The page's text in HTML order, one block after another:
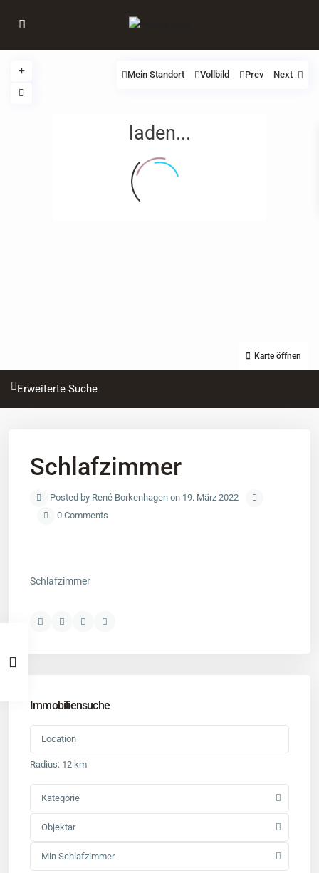
laden...
Karte öffnen
Mein Standort Vollbild Prev Next
Erweiterte Suche
Schlafzimmer
Posted by René Borkenhagen on 19. März 2022
0 Comments
Schlafzimmer
Immobiliensuche
Radius: 12 km
Kategorie
Objektar
Min Schlafzimmer